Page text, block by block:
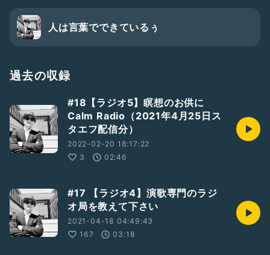
人は言葉でできているぅ
過去の収録
#18【ラジオ5】瞑想のお供に
Calm Radio（2021年4月25日ス
タエフ配信分）
2022-02-20 18:17:22
3
02:46
#17 【ラジオ4】演歌専門のラジ
オ局を教えて下さい
2021-04-18 04:49:43
167
03:18